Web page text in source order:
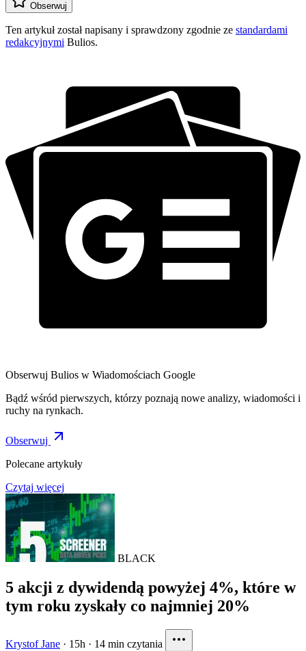
Obserwuj
Ten artykuł został napisany i sprawdzony zgodnie ze standardami
redakcyjnymi Bulios.
Obserwuj Bulios w Wiadomościach Google
Bądź wśród pierwszych, którzy poznają nowe analizy, wiadomości i
ruchy na rynkach.
Obserwuj
Polecane artykuły
Czytaj więcej
BLACK
5 akcji z dywidendą powyżej 4%, które w
tym roku zyskały co najmniej 20%
Krystof Jane · 15h · 14 min czytania